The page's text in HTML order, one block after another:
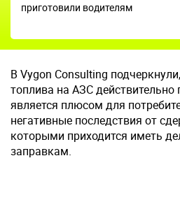
приготовили водителям
В Vygon Consulting
топлива на АЗС действительно
является плюсом для
негативные последствия от
которыми приходится иметь
заправкам.